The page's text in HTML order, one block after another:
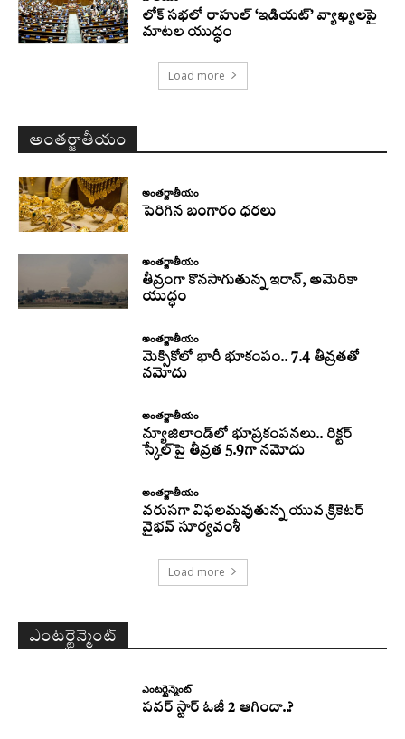
లోక్ సభలో రాహుల్ ‘ఇడియట్’ వ్యాఖ్యలపై
మాటల యుద్ధం
Load more
అంతర్జాతీయం
అంతర్జాతీయం
పెరిగిన బంగారం ధరలు
అంతర్జాతీయం
తీవ్రంగా కొనసాగుతున్న ఇరాన్‌, అమెరికా
యుద్ధం
అంతర్జాతీయం
మెక్సికోలో భారీ భూకంపం.. 7.4 తీవ్రతతో
నమోదు
అంతర్జాతీయం
న్యూజిలాండ్‌లో భూప్రకంపనలు.. రిక్టర్‌
స్కేల్‌పై తీవ్రత 5.9గా నమోదు
అంతర్జాతీయం
వరుసగా విఫలమవుతున్న యువ క్రికెటర్
వైభవ్ సూర్యవంశీ
Load more
ఎంటర్టైన్మెంట్
ఎంటర్టైన్మెంట్
పవర్ స్టార్ ఓజీ 2 ఆగిందా..?